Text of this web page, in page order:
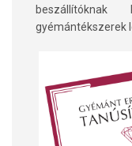
gyémántékszerek